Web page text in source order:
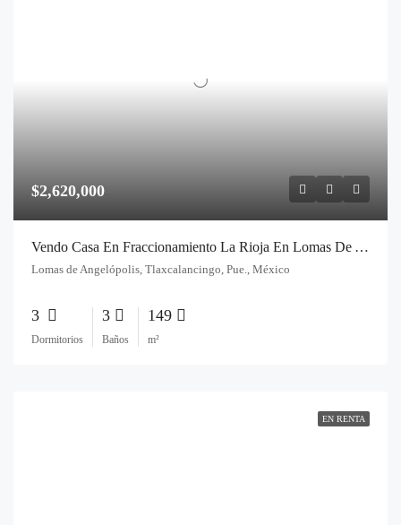
$2,620,000
Vendo Casa En Fraccionamiento La Rioja En Lomas De Angelopolis Cerca De La Gran Reserva
Lomas de Angelópolis, Tlaxcalancingo, Pue., México
3
Dormitorios
3
Baños
149
m²
EN RENTA